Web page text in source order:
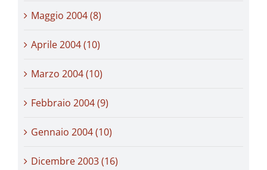
Maggio 2004 (8)
Aprile 2004 (10)
Marzo 2004 (10)
Febbraio 2004 (9)
Gennaio 2004 (10)
Dicembre 2003 (16)